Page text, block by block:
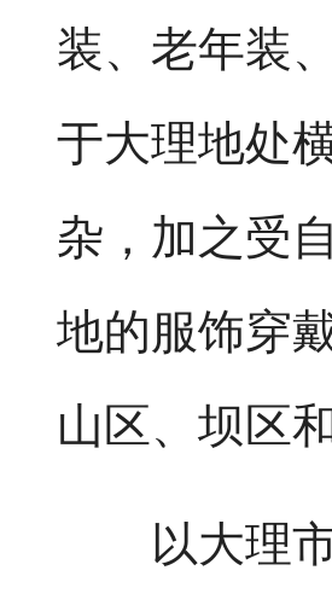
装、老年装
于大理地处
杂，加之受
地的服饰穿
山区、坝区
以大理市